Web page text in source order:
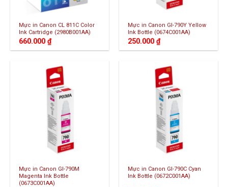
Mực in Canon CL 811C Color
Ink Cartridge (2980B001AA)
660.000₫
Mực in Canon GI-790Y Yellow
Ink Bottle (0674C001AA)
250.000₫
Mực in Canon GI-790M
Magenta Ink Bottle
(0673C001AA)
Mực in Canon GI-790C Cyan
Ink Bottle (0672C001AA)